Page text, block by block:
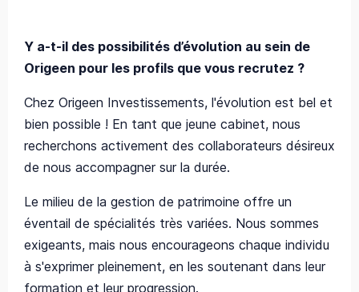
Y a-t-il des possibilités d’évolution au sein de
Origeen pour les profils que vous recrutez ?
Chez Origeen Investissements, l'évolution est bel et
bien possible ! En tant que jeune cabinet, nous
recherchons activement des collaborateurs désireux
de nous accompagner sur la durée.
Le milieu de la gestion de patrimoine offre un
éventail de spécialités très variées. Nous sommes
exigeants, mais nous encourageons chaque individu
à s'exprimer pleinement, en les soutenant dans leur
formation et leur progression.